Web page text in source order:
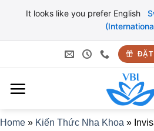
It looks like you prefer English
dung
ĐẶT
Home » Kiến Thức Nha Khoa »